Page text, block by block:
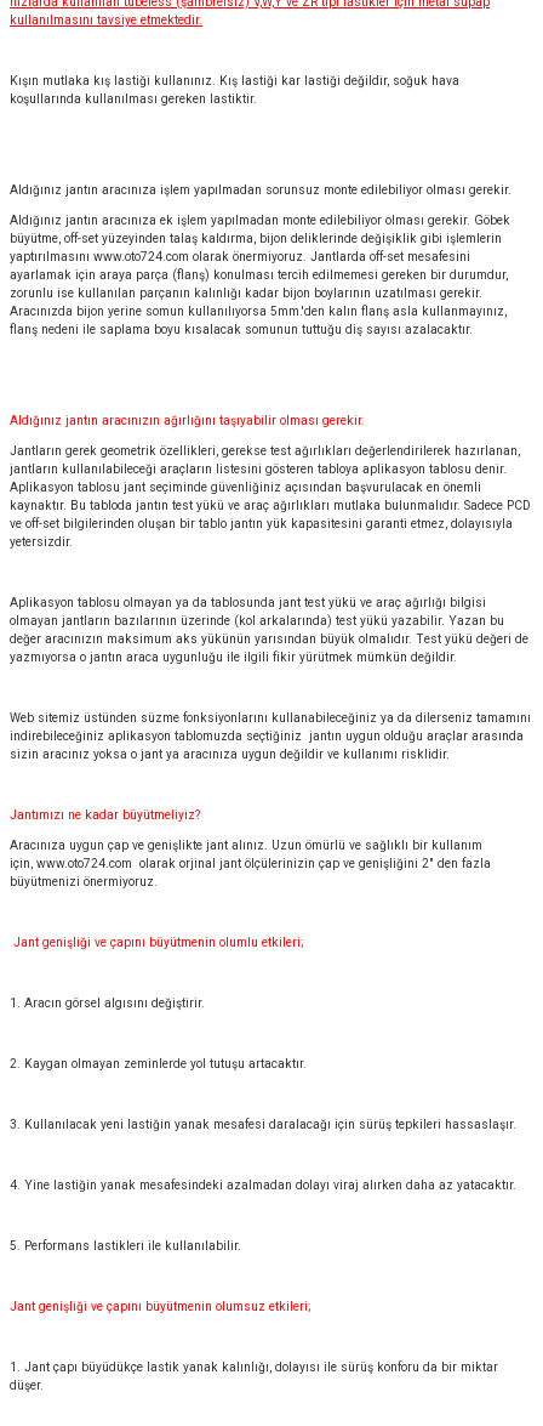
kullanılmasını tavsiye etmektedir.
Kışın mutlaka kış lastiği kullanınız. Kış lastiği kar lastiği değildir, soğuk hava
koşullarında kullanılması gereken lastiktir.
Aldığınız jantın aracınıza işlem yapılmadan sorunsuz monte edilebiliyor olması gerekir.
Aldığınız jantın aracınıza ek işlem yapılmadan monte edilebiliyor olması gerekir. Göbek
büyütme, off-set yüzeyinden talaş kaldırma, bijon deliklerinde değişiklik gibi işlemlerin
yaptırılmasını www.oto724.com olarak önermiyoruz. Jantlarda off-set mesafesini
ayarlamak için araya parça (flanş) konulması tercih edilmemesi gereken bir durumdur,
zorunlu ise kullanılan parçanın kalınlığı kadar bijon boylarının uzatılması gerekir.
Aracınızda bijon yerine somun kullanılıyorsa 5mm.'den kalın flanş asla kullanmayınız,
flanş nedeni ile saplama boyu kısalacak somunun tuttuğu diş sayısı azalacaktır.
Aldığınız jantın aracınızın ağırlığını taşıyabilir olması gerekir.
Jantların gerek geometrik özellikleri, gerekse test ağırlıkları değerlendirilerek hazırlanan,
jantların kullanılabileceği araçların listesini gösteren tabloya aplikasyon tablosu denir.
Aplikasyon tablosu jant seçiminde güvenliğiniz açısından başvurulacak en önemli
kaynaktır. Bu tabloda jantın test yükü ve araç ağırlıkları mutlaka bulunmalıdır. Sadece PCD
ve off-set bilgilerinden oluşan bir tablo jantın yük kapasitesini garanti etmez, dolayısıyla
yetersizdir.
Aplikasyon tablosu olmayan ya da tablosunda jant test yükü ve araç ağırlığı bilgisi
olmayan jantların bazılarının üzerinde (kol arkalarında) test yükü yazabilir. Yazan bu
değer aracınızın maksimum aks yükünün yarısından büyük olmalıdır. Test yükü değeri de
yazmıyorsa o jantın araca uygunluğu ile ilgili fikir yürütmek mümkün değildir.
Web sitemiz üstünden süzme fonksiyonlarını kullanabileceğiniz ya da dilerseniz tamamını
indirebileceğiniz aplikasyon tablomuzda seçtiğiniz jantın uygun olduğu araçlar arasında
sizin aracınız yoksa o jant ya aracınıza uygun değildir ve kullanımı risklidir.
Jantımızı ne kadar büyütmeliyiz?
Aracınıza uygun çap ve genişlikte jant alınız. Uzun ömürlü ve sağlıklı bir kullanım
için, www.oto724.com olarak orjinal jant ölçülerinizin çap ve genişliğini 2" den fazla
büyütmenizi önermiyoruz.
Jant genişliği ve çapını büyütmenin olumlu etkileri;
1. Aracın görsel algısını değiştirir.
2. Kaygan olmayan zeminlerde yol tutuşu artacaktır.
3. Kullanılacak yeni lastiğin yanak mesafesi daralacağı için sürüş tepkileri hassaslaşır.
4. Yine lastiğin yanak mesafesindeki azalmadan dolayı viraj alırken daha az yatacaktır.
5. Performans lastikleri ile kullanılabilir.
Jant genişliği ve çapını büyütmenin olumsuz etkileri;
1. Jant çapı büyüdükçe lastik yanak kalınlığı, dolayısı ile sürüş konforu da bir miktar
düşer.